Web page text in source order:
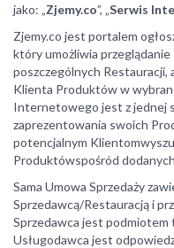
jako: „Zjemy.co”, „Serwis
Zjemy.co jest portalem
który umożliwia
poszczególnych Restauracji,
Klienta Produktów w
Internetowego jest z jednej
zaprezentowania swoich
potencjalnym
Produktówspośród
Sama Umowa Sprzedaży
Sprzedawcą/Restauracją i
Sprzedawca jest podmiotem
Usługodawca jest